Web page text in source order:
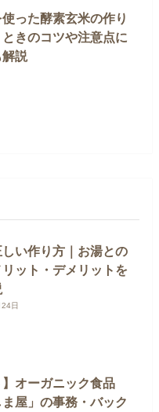
った酵素玄米の作り
きのコツや注意点に
説
い作り方｜お湯との
ット・デメリットを
日
】オーガニック食品
ま屋」の事務・バック